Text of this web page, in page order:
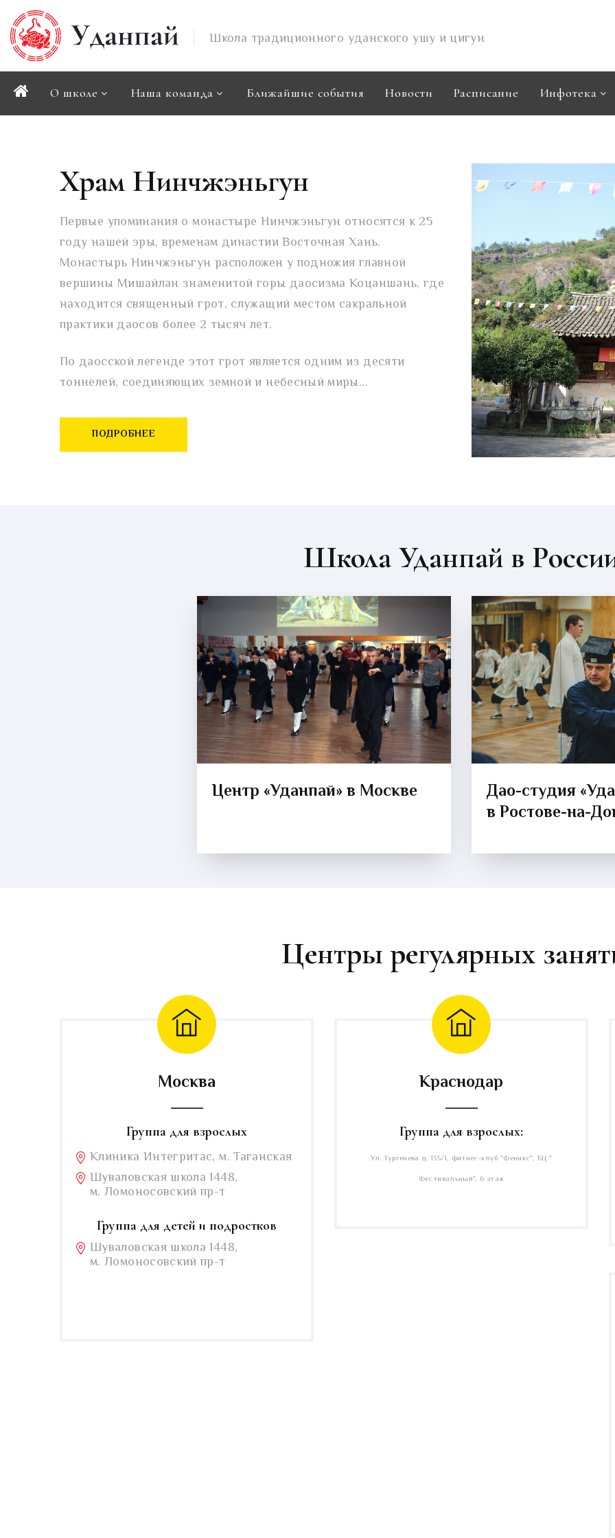
Школа традиционного уданского ушу и цигун
О школе Наша команда Ближайшие события Новости Расписание Инфотека
Храм Нинчжэньгун
Первые упоминания о монастыре Нинчжэньгун относятся к 25
году нашей эры, временам династии Восточная Хань.
Монастырь Нинчжэньгун расположен у подножия главной
вершины Мишайлан знаменитой горы даосизма Коцаншань, где
находится священный грот, служащий местом сакральной
практики даосов более 2 тысяч лет.
По даосской легенде этот грот является одним из десяти
тоннелей, соединяющих земной и небесный миры...
ПОДРОБНЕЕ
Школа Уданпай в
Центр «Уданпай» в Москве
Дао-студия
в Ростове-на-
Центры регулярных
Москва
Группа для взрослых
Клиника Интегритас, м. Таганская
Шуваловская школа 1448,
м. Ломоносовский пр-т
Группа для детей и подростков
Шуваловская школа 1448,
м. Ломоносовский пр-т
Краснодар
Группа для взрослых:
Ул. Тургенева д. 135/1, фитнес-клуб "Феникс", БЦ "
Фестивальный", 6 этаж